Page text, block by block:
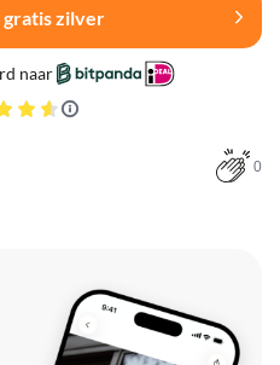
gratis zilver
naar
0